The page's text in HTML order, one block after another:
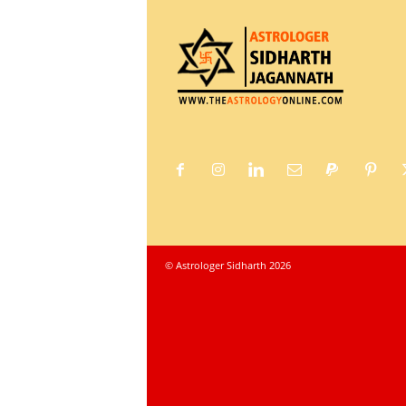
© Astrologer Sidharth 2026